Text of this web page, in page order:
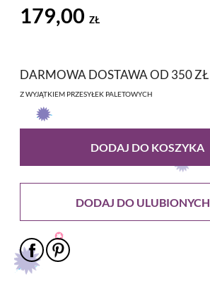
179,00 ZŁ
DARMOWA DOSTAWA OD 350 ZŁ
Z WYJĄTKIEM PRZESYŁEK PALETOWYCH
DODAJ DO KOSZYKA
DODAJ DO ULUBIONYCH